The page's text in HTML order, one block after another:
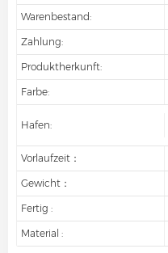
Warenbestand:
Zahlung:
Produktherkunft:
Farbe:
Hafen:
Vorlaufzeit：
Gewicht：
Fertig :
Material :